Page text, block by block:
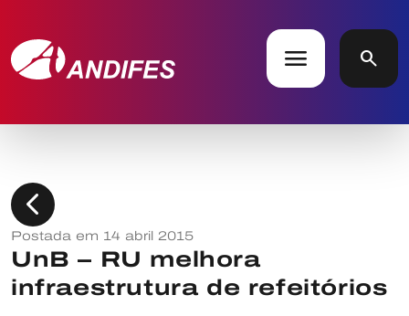
menu search
chevron_left
Postada em 14 abril 2015
UnB – RU melhora
infraestrutura de refeitórios